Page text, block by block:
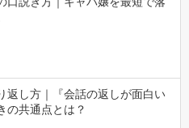
返し方｜『会話の返しが面白い
の共通点とは？